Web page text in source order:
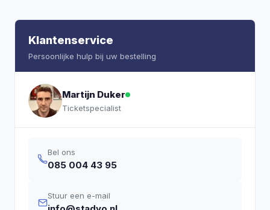
Klantenservice
Persoonlijke hulp bij uw bestelling
Martijn Duker
Ticketspecialist
Bel ons
085 004 43 95
Stuur een e-mail